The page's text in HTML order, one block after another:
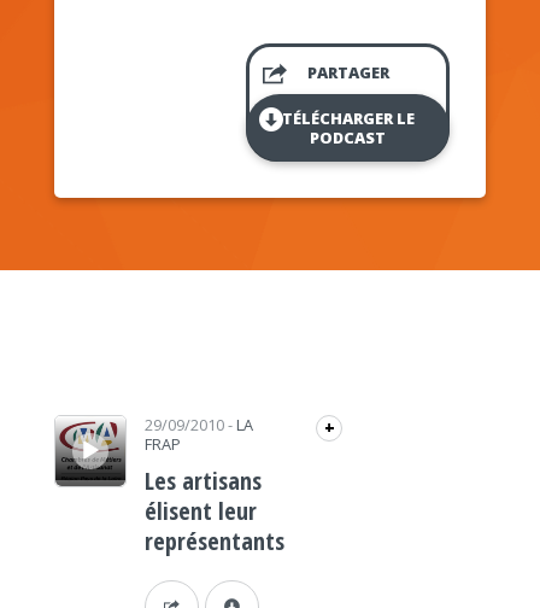
PARTAGER
TÉLÉCHARGER LE
PODCAST
Lecteur audio 29/09/2010- LA
FRAP
+
Les artisans
élisent leur
représentants